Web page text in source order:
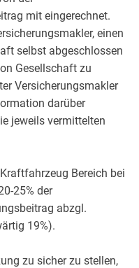
mit eingerechnet.
einen
selbst abgeschlossen
Gesellschaft zu
Versicherungsmakler
darüber
jeweils vermittelten
Bereich bei
25% der
abzgl.
19%).
zu sicher zu stellen,